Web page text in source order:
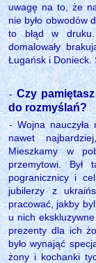
uwagę na to, że
nie było obwodów
to błąd w druku.
domalowały
Ługańsk i Donieck.
-Czy
do rozmyślań?
- Wojna nauczyła
nawet
Mieszkamy w
przemytowi. Był
pogranicznicy i
jubilerzy z
pracować, jakby
u nich
prezenty dla ich
było wynająć
żony i kochanki